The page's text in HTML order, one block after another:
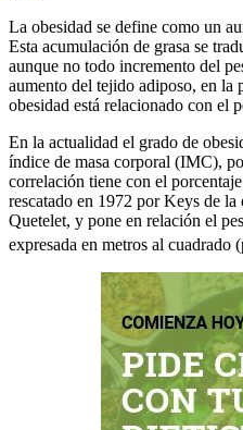
La obesidad se define como un
Esta acumulación de grasa se
aunque no todo incremento del
aumento del tejido adiposo, en la
obesidad está relacionado con el
En la actualidad el grado de
índice de masa corporal (IMC),
correlación tiene con el
rescatado en 1972 por Keys de
Quetelet, y pone en relación el
expresada en metros al cuadrado